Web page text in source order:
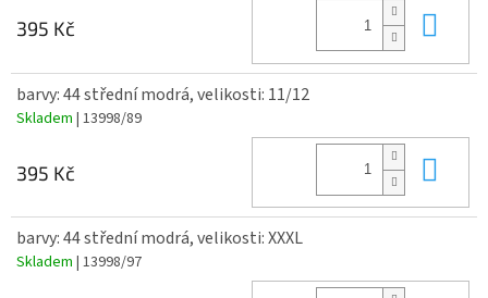
395 Kč
barvy: 44 střední modrá, velikosti: 11/12
Skladem | 13998/89
395 Kč
barvy: 44 střední modrá, velikosti: XXXL
Skladem | 13998/97